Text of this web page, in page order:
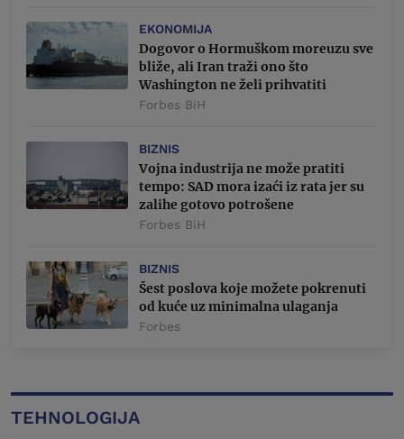
EKONOMIJA
Dogovor o Hormuškom moreuzu sve
bliže, ali Iran traži ono što
Washington ne želi prihvatiti
Forbes BiH
BIZNIS
Vojna industrija ne može pratiti
tempo: SAD mora izaći iz rata jer su
zalihe gotovo potrošene
Forbes BiH
BIZNIS
Šest poslova koje možete pokrenuti
od kuće uz minimalna ulaganja
Forbes
TEHNOLOGIJA